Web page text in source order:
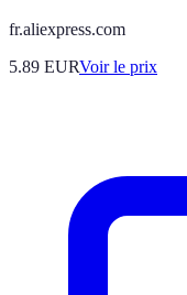
fr.aliexpress.com
5.89 EURVoir le prix